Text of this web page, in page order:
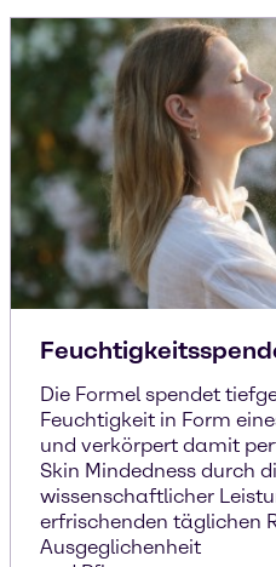
Die Formel spendet
Feuchtigkeit in Form
und verkörpert damit
Skin Mindedness durch
wissenschaftlicher
erfrischenden täglichen
Ausgeglichenheit